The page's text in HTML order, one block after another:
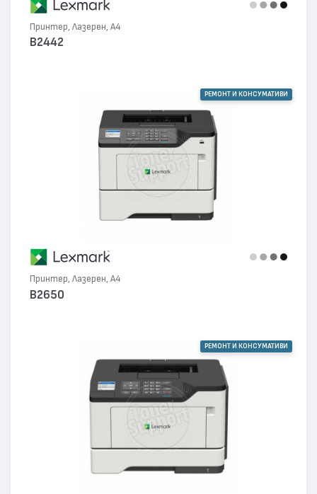
Принтер, Лазерен, А4
B2442
РЕМОНТ И КОНСУМАТИВИ
Принтер, Лазерен, А4
B2650
РЕМОНТ И КОНСУМАТИВИ